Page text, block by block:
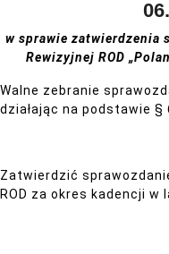
w sprawie zatwierdzenia
Rewizyjnej ROD
Walne zebranie
działając na podstawie
Zatwierdzić
ROD za okres kadencji w